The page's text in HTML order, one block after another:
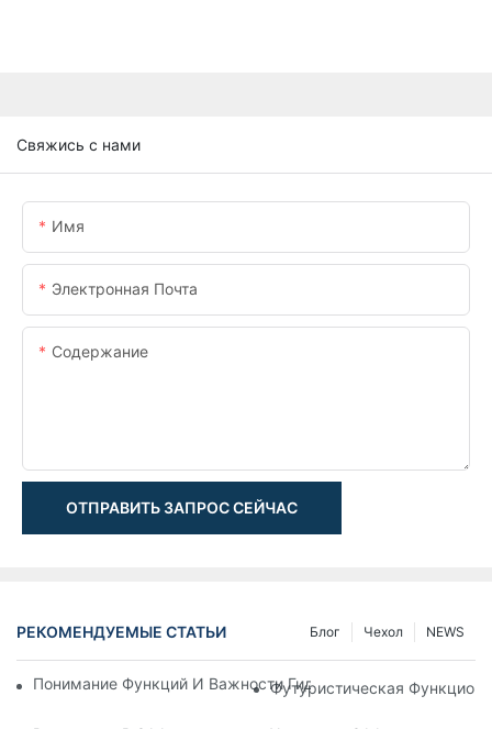
Свяжись с нами
Имя
Электронная Почта
Содержание
ОТПРАВИТЬ ЗАПРОС СЕЙЧАС
РЕКОМЕНДУЕМЫЕ СТАТЬИ NEWS
Чехол
Блог
Понимание Функций И Важности Гидравлических
Футуристическая